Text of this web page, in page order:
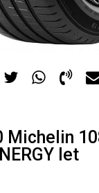
Michelin
let